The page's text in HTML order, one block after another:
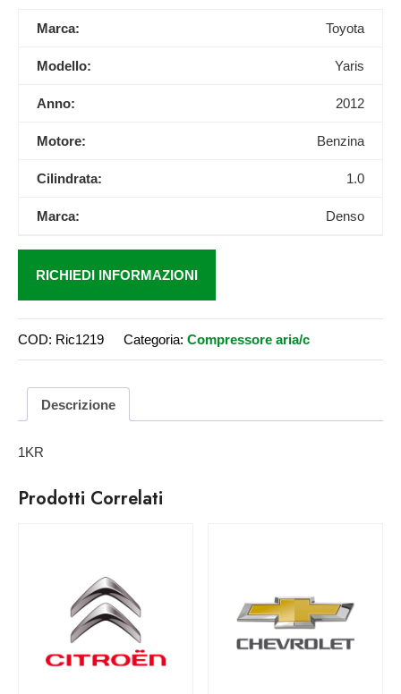
Marca: Toyota
Modello: Yaris
Anno: 2012
Motore: Benzina
Cilindrata: 1.0
Marca: Denso
RICHIEDI INFORMAZIONI
COD: Ric1219 Categoria: Compressore aria/c
Descrizione
1KR
Prodotti Correlati